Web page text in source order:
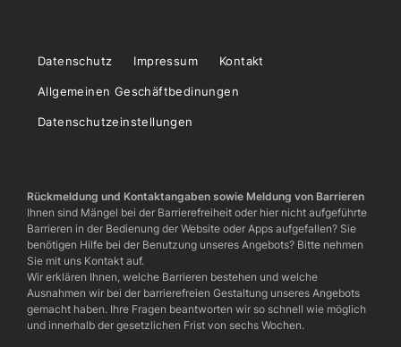
Datenschutz Impressum Kontakt
Allgemeinen Geschäftbedinungen
Datenschutzeinstellungen
Rückmeldung und Kontaktangaben sowie Meldung von Barrieren
Ihnen sind Mängel bei der Barrierefreiheit oder hier nicht aufgeführte
Barrieren in der Bedienung der Website oder Apps aufgefallen? Sie
benötigen Hilfe bei der Benutzung unseres Angebots? Bitte nehmen
Sie mit uns Kontakt auf.
Wir erklären Ihnen, welche Barrieren bestehen und welche
Ausnahmen wir bei der barrierefreien Gestaltung unseres Angebots
gemacht haben. Ihre Fragen beantworten wir so schnell wie möglich
und innerhalb der gesetzlichen Frist von sechs Wochen.